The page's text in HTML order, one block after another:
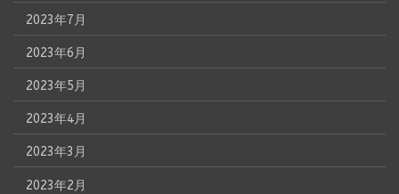
2023年7月
2023年6月
2023年5月
2023年4月
2023年3月
2023年2月